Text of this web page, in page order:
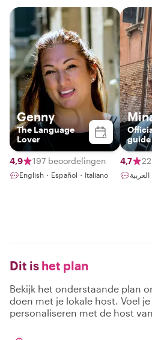
Genny
The Language
Lover
4,9 197 beoordelingen
English・Español・Italiano
guide
4,7
Dit is het plan
Bekijk het onderstaande plan
doen met je lokale host. Voel
personaliseren met de host